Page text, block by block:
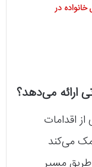
خانواده در
ارائه می‌دهد؟
اقدامات
می‌کند
طریق مسیر